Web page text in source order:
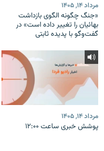
مرداد ۱۴, ۱۴۰۵
«جنگ چگونه الگوی بازداشت
بهائیان را تغییر داده است» در
گفت‌وگو با پدیده ثابتی
مرداد ۱۴, ۱۴۰۵
پوشش خبری ساعت ۱۲:۰۰